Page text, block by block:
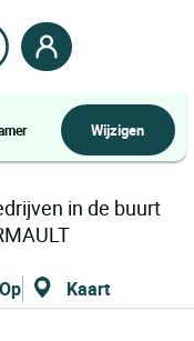
Wijzigen
in de buurt
Kaart